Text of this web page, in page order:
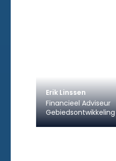
Erik Linssen
Financieel Adviseur
Gebiedsontwikkeling